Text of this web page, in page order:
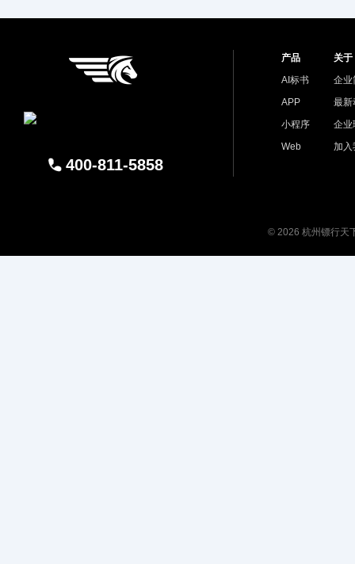
400-811-5858
产品
AI标书
APP
小程序
Web
关于
企业
最新
企业
加入
© 2026 杭州镖行天